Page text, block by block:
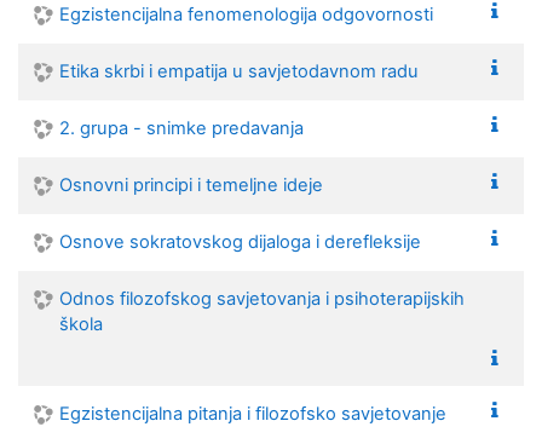
Egzistencijalna fenomenologija odgovornosti
Etika skrbi i empatija u savjetodavnom radu
2. grupa - snimke predavanja
Osnovni principi i temeljne ideje
Osnove sokratovskog dijaloga i derefleksije
Odnos filozofskog savjetovanja i psihoterapijskih
škola
Egzistencijalna pitanja i filozofsko savjetovanje